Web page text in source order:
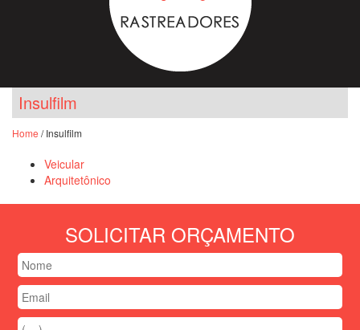
Insulfilm
Home / Insulfilm
Veicular
Arquitetônico
SOLICITAR ORÇAMENTO